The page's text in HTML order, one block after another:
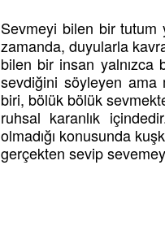
Sevmeyi bilen bir tutum
zamanda, duyularla
bilen bir insan yalnızca
sevdiğini söyleyen ama
biri, bölük bölük
ruhsal karanlık
olmadığı konusunda
gerçekten sevip